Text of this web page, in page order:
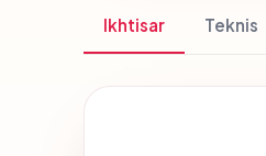
Ikhtisar Teknis